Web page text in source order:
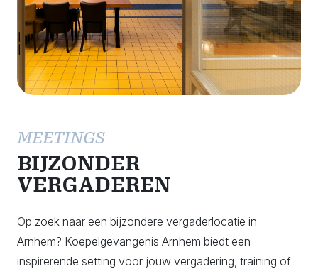
MEETINGS
BIJZONDER
VERGADEREN
Op zoek naar een bijzondere vergaderlocatie in
Arnhem? Koepelgevangenis Arnhem biedt een
inspirerende setting voor jouw vergadering, training of